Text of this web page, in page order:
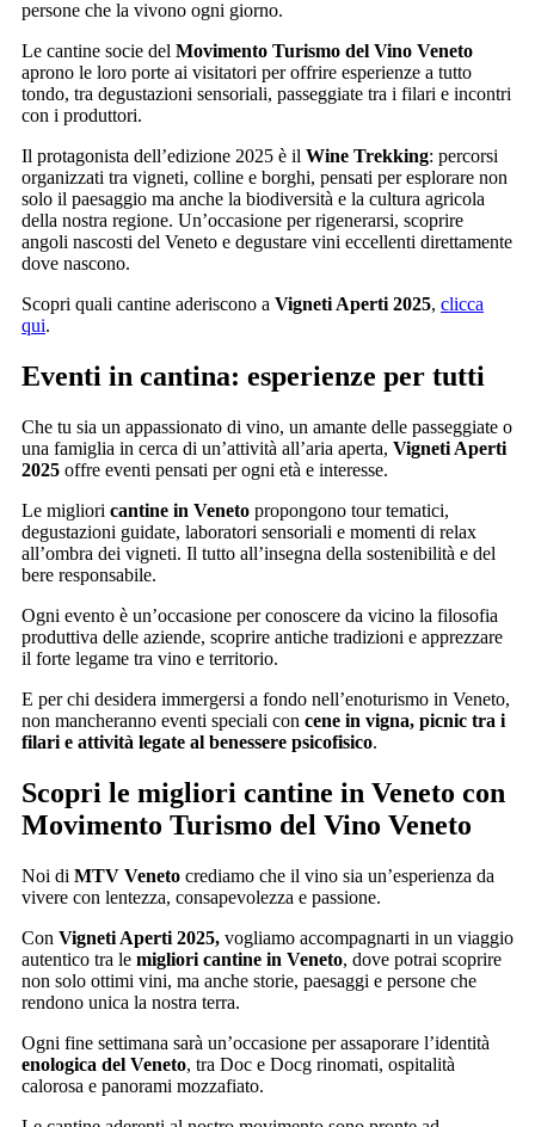
persone che la vivono ogni giorno.
Le cantine socie del Movimento Turismo del Vino Veneto
aprono le loro porte ai visitatori per offrire esperienze a tutto
tondo, tra degustazioni sensoriali, passeggiate tra i filari e incontri
con i produttori.
Il protagonista dell’edizione 2025 è il Wine Trekking: percorsi
organizzati tra vigneti, colline e borghi, pensati per esplorare non
solo il paesaggio ma anche la biodiversità e la cultura agricola
della nostra regione. Un’occasione per rigenerarsi, scoprire
angoli nascosti del Veneto e degustare vini eccellenti direttamente
dove nascono.
Scopri quali cantine aderiscono a Vigneti Aperti 2025, clicca
qui.
Eventi in cantina: esperienze per tutti
Che tu sia un appassionato di vino, un amante delle passeggiate o
una famiglia in cerca di un’attività all’aria aperta, Vigneti Aperti
2025 offre eventi pensati per ogni età e interesse.
Le migliori cantine in Veneto propongono tour tematici,
degustazioni guidate, laboratori sensoriali e momenti di relax
all’ombra dei vigneti. Il tutto all’insegna della sostenibilità e del
bere responsabile.
Ogni evento è un’occasione per conoscere da vicino la filosofia
produttiva delle aziende, scoprire antiche tradizioni e apprezzare
il forte legame tra vino e territorio.
E per chi desidera immergersi a fondo nell’enoturismo in Veneto,
non mancheranno eventi speciali con cene in vigna, picnic tra i
filari e attività legate al benessere psicofisico.
Scopri le migliori cantine in Veneto con
Movimento Turismo del Vino Veneto
Noi di MTV Veneto crediamo che il vino sia un’esperienza da
vivere con lentezza, consapevolezza e passione.
Con Vigneti Aperti 2025, vogliamo accompagnarti in un viaggio
autentico tra le migliori cantine in Veneto, dove potrai scoprire
non solo ottimi vini, ma anche storie, paesaggi e persone che
rendono unica la nostra terra.
Ogni fine settimana sarà un’occasione per assaporare l’identità
enologica del Veneto, tra Doc e Docg rinomati, ospitalità
calorosa e panorami mozzafiato.